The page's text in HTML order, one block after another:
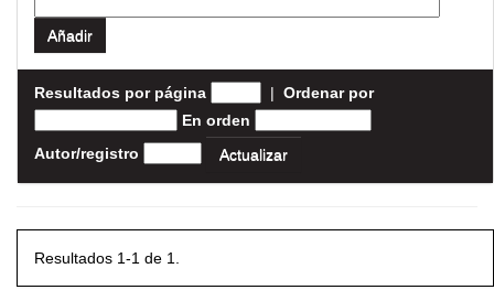
Resultados por página | Ordenar por
En orden
Autor/registro
Resultados 1-1 de 1.